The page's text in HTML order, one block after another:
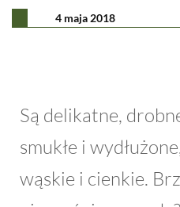
4 maja 2018
Są delikatne,
smukłe i
wąskie i cienkie.